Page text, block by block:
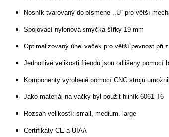
Nosník tvarovaný do písmene ,,U“ pro větší
Spojovací nylonová smyčka šířky 19 mm
Optimalizovaný úhel vaček pro větší pevnost při
Jednotlivé velikosti friendů jsou odlišeny pomocí
Komponenty vyrobené pomocí CNC strojů
Jako materiál na vačky byl použit hliník 6061-T6
Rozsah velikostí: small, medium. large
Certifikáty CE a UIAA